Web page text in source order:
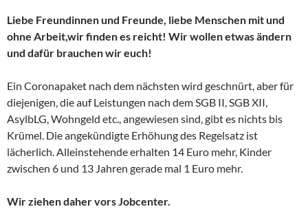
Liebe Freundinnen und Freunde, liebe Menschen mit und
ohne Arbeit,wir finden es reicht! Wir wollen etwas ändern
und dafür brauchen wir euch!
Ein Coronapaket nach dem nächsten wird geschnürt, aber für
diejenigen, die auf Leistungen nach dem SGB II, SGB XII,
AsylbLG, Wohngeld etc., angewiesen sind, gibt es nichts bis
Krümel. Die angekündigte Erhöhung des Regelsatz ist
lächerlich. Alleinstehende erhalten 14 Euro mehr, Kinder
zwischen 6 und 13 Jahren gerade mal 1 Euro mehr.
Wir ziehen daher vors Jobcenter.